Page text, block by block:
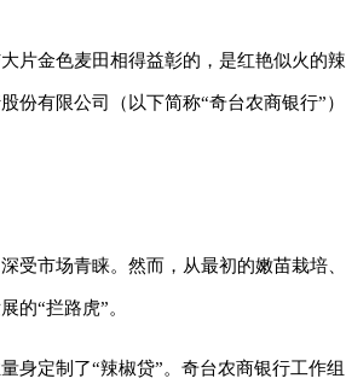
片金色麦田相得益彰的，是红艳似火的辣
有限公司（以下简称“奇台农商银行”）
受市场青睐。然而，从最初的嫩苗栽培、
的“拦路虎”。
身定制了“辣椒贷”。奇台农商银行工作组